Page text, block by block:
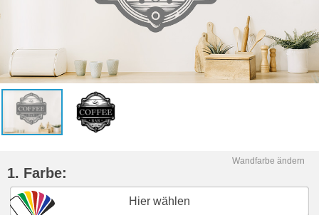
Wandfarbe ändern
1. Farbe:
Hier wählen